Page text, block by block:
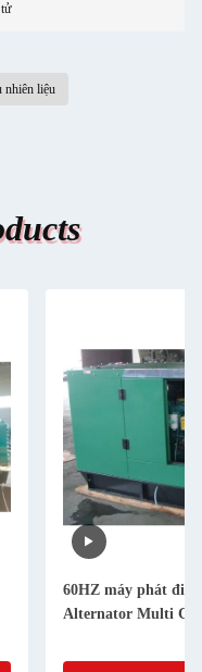
nhiên liệu
60HZ máy phát
Alternator Multi